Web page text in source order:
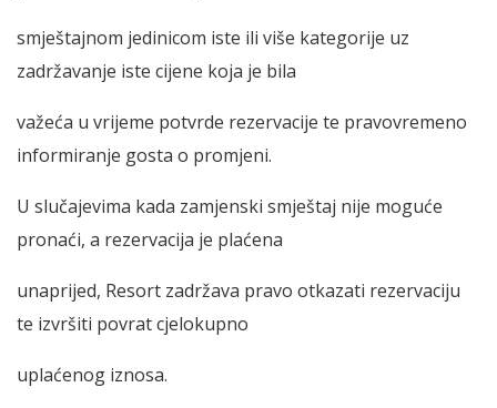
smještajnom jedinicom iste ili više kategorije uz
zadržavanje iste cijene koja je bila
važeća u vrijeme potvrde rezervacije te pravovremeno
informiranje gosta o promjeni.
U slučajevima kada zamjenski smještaj nije moguće
pronaći, a rezervacija je plaćena
unaprijed, Resort zadržava pravo otkazati rezervaciju
te izvršiti povrat cjelokupno
uplaćenog iznosa.